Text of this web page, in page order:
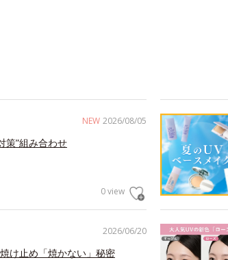
NEW 2026/08/05
策”組み合わせ
0 view
2026/06/20
け止め「焼かない」秘密